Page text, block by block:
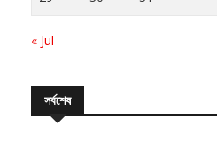
« Jul
সর্বশেষ